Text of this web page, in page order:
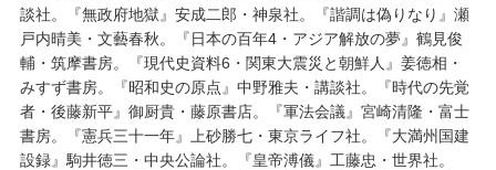
談社。『無政府地獄』安成二郎・神泉社。『諧調は偽りなり』瀬
戸内晴美・文藝春秋。『日本の百年4・アジア解放の夢』鶴見俊
輔・筑摩書房。『現代史資料6・関東大震災と朝鮮人』姜徳相・
みすず書房。『昭和史の原点』中野雅夫・講談社。『時代の先覚
者・後藤新平』御厨貴・藤原書店。『軍法会議』宮崎清隆・富士
書房。『憲兵三十一年』上砂勝七・東京ライフ社。『大満州国建
設録』駒井徳三・中央公論社。『皇帝溥儀』工藤忠・世界社。